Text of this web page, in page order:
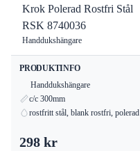
Krok Polerad Rostfri Stål
RSK 8740036
Handdukshängare
PRODUKTINFO
Handdukshängare
c/c 300mm
rostfritt stål, blank rostfri, polerad
298 kr